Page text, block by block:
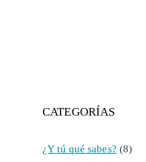
CATEGORÍAS
¿Y tú qué sabes? (8)